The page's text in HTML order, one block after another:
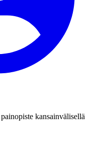
kansainvälisellä